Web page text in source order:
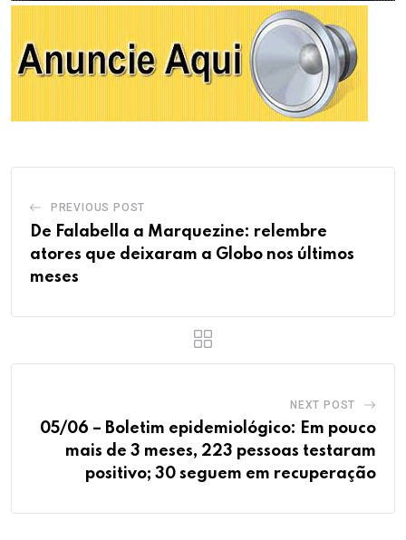
PREVIOUS POST
De Falabella a Marquezine: relembre
atores que deixaram a Globo nos últimos
meses
NEXT POST
05/06 – Boletim epidemiológico: Em pouco
mais de 3 meses, 223 pessoas testaram
positivo; 30 seguem em recuperação